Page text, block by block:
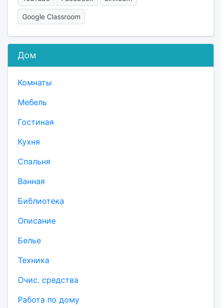
Google Classroom
Дом
Комнаты
Мебель
Гостиная
Кухня
Спальня
Ванная
Библиотека
Описание
Белье
Техника
Очис. средства
Работа по дому